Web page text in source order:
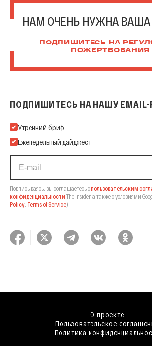
НАМ ОЧЕНЬ НУЖНА
ПОДПИШИТЕСЬ НА
ПОЖЕРТВОВАНИЯ
ПОДПИШИТЕСЬ НА НАШУ
Подпишитесь на нашу Email-рассылку
Утренний бриф
Еженедельный дайджест
Подписываясь, вы соглашаетесь спользовательским
конфиденциальности The Insider, а также с условиями
Policy, Terms of Service).
О проекте
Пользовательское
Политика